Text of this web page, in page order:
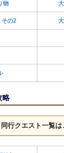
物
その2
略
同行クエスト一覧は